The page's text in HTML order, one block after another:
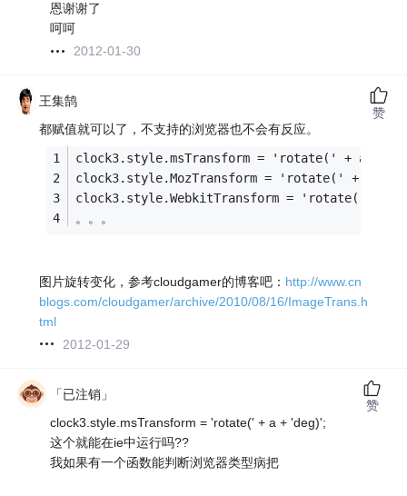
恩谢谢了
呵呵
2012-01-30
王集鹄
都赋值就可以了，不支持的浏览器也不会有反应。
clock3.style.msTransform = 'rotate(' + a +
clock3.style.MozTransform = 'rotate(' + a +
clock3.style.WebkitTransform = 'rotate(' + a
。。。
图片旋转变化，参考cloudgamer的博客吧： http://www.cn
blogs.com/cloudgamer/archive/2010/08/16/ImageTrans.h
tml
2012-01-29
赞
「已注销」
clock3.style.msTransform = 'rotate(' + a + 'deg)';
这个就能在ie中运行吗??
我如果有一个函数能判断浏览器类型病把
赞